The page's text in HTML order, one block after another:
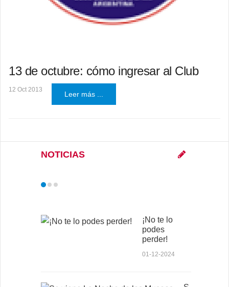
13 de octubre: cómo ingresar al Club
12 Oct 2013
Leer más ...
NOTICIAS
¡No te lo
podes
perder!
01-12-2024